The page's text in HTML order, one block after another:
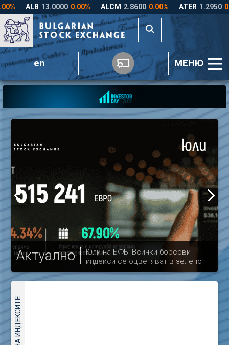
en МЕНЮ
Актуално
Юли на БФБ: Всички борсови
индекси се оцветяват в зелено